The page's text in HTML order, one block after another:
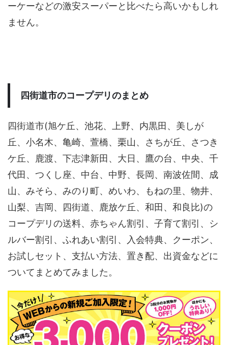
ーケーなどの激安スーパーと比べたら高いかもしれ
ません。
四街道市のコープデリのまとめ
四街道市(旭ケ丘、池花、上野、内黒田、美しが
丘、小名木、亀崎、萱橋、栗山、さちが丘、さつき
ケ丘、鹿渡、下志津新田、大日、鷹の台、中央、千
代田、つくし座、中台、中野、長岡、南波佐間、成
山、みそら、みのり町、めいわ、もねの里、物井、
山梨、吉岡、四街道、鹿放ケ丘、和田、和良比)の
コープデリの送料、赤ちゃん割引、子育て割引、シ
ルバー割引、ふれあい割引、入会特典、クーポン、
お試しセット、支払い方法、置き配、出資金などに
ついてまとめてみました。